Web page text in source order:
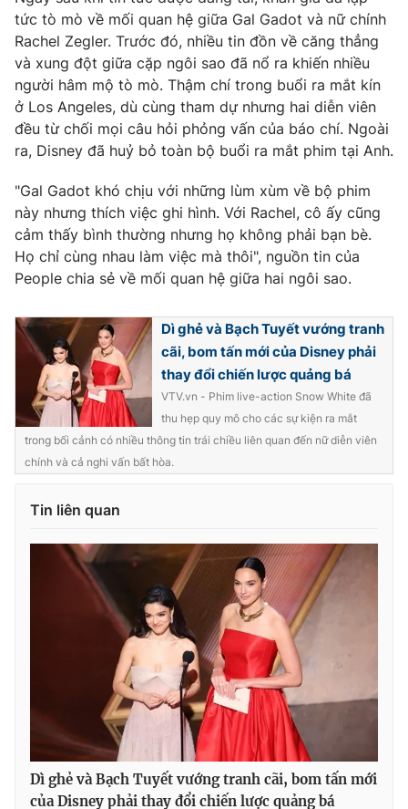
Photo Infographic
Video Shorts video
VTV Money VTV Thể thao
VTV Sức khoẻ Bất động sản
Thị trường 24h Tấm lòng Việt
VTV4 Vươn mình bằng AI
VTV9 VTV8
Liên hệ tòa soạn English
Theo dõi báo trên
Cơ quan chủ quản:Đài Truyền hình Việt Nam
Thời báo VTV
Giấy phép hoạt động báo in và báo điện tử số 483/GP-BTTTT
cấp ngày 29/12/2023
Tổng Biên tập:Vũ Thanh Thủy
Phó Tổng Biên tập:
Nguyễn Thị Mỹ Hạnh, Phạm Quốc Thắng,
Tổng đài VTV: 024.38 355 931 - 024.38 355 932
tức tò mò về mối quan hệ giữa Gal Gadot và nữ chính
Rachel Zegler. Trước đó, nhiều tin đồn về căng thẳng
và xung đột giữa cặp ngôi sao đã nổ ra khiến nhiều
người hâm mộ tò mò. Thậm chí trong buổi ra mắt kín
ở Los Angeles, dù cùng tham dự nhưng hai diễn viên
đều từ chối mọi câu hỏi phỏng vấn của báo chí. Ngoài
ra, Disney đã huỷ bỏ toàn bộ buổi ra mắt phim tại Anh.
"Gal Gadot khó chịu với những lùm xùm về bộ phim
này nhưng thích việc ghi hình. Với Rachel, cô ấy cũng
cảm thấy bình thường nhưng họ không phải bạn bè.
Họ chỉ cùng nhau làm việc mà thôi", nguồn tin của
People chia sẻ về mối quan hệ giữa hai ngôi sao.
Dì ghẻ và Bạch Tuyết vướng tranh
cãi, bom tấn mới của Disney phải
thay đổi chiến lược quảng bá
VTV.vn - Phim live-action Snow White đã
thu hẹp quy mô cho các sự kiện ra mắt
trong bối cảnh có nhiều thông tin trái chiều liên quan đến nữ diễn viên
chính và cả nghi vấn bất hòa.
Tin liên quan
Dì ghẻ và Bạch Tuyết vướng tranh cãi, bom tấn mới
của Disney phải thay đổi chiến lược quảng bá